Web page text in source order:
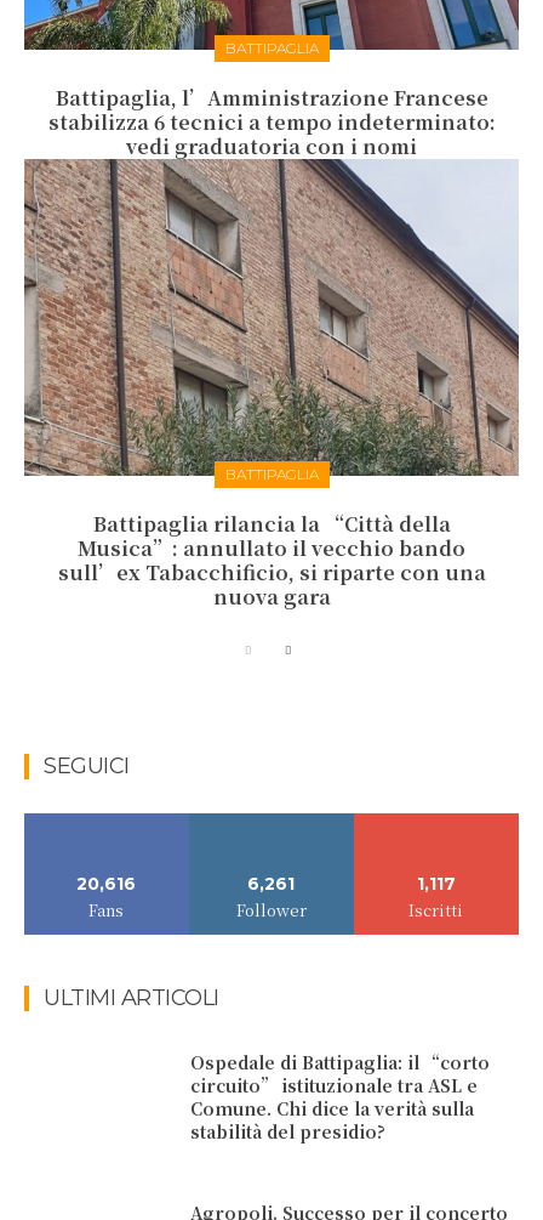
BATTIPAGLIA
Battipaglia, l’Amministrazione Francese
stabilizza 6 tecnici a tempo indeterminato:
vedi graduatoria con i nomi
BATTIPAGLIA
Battipaglia rilancia la “Città della
Musica”: annullato il vecchio bando
sull’ex Tabacchificio, si riparte con una
nuova gara
SEGUICI
20,616
Fans
6,261
Follower
1,117
Iscritti
ULTIMI ARTICOLI
Ospedale di Battipaglia: il “corto
circuito” istituzionale tra ASL e
Comune. Chi dice la verità sulla
stabilità del presidio?
Agropoli. Successo per il concerto